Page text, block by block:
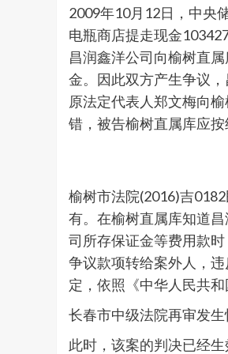
2009年10月12日，中央
电瓶商店提走现金
昌润鑫洋公司向榆树直
金。因此双方产生争议
原法定代表人郑文梅向
错，被告榆树直属库应
榆树市法院(2016)吉
有。在榆树直属库知道
司所存保证金等费用款
争议款项转给案外人，
定，依照《中华人民共
长春市中级法院再审发
此时，该案的判决已经